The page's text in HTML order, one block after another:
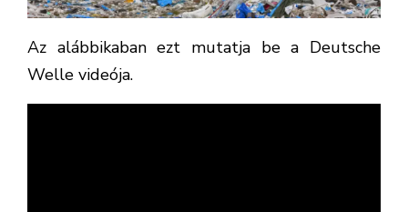
Az alábbikaban ezt mutatja be a Deutsche
Welle videója.